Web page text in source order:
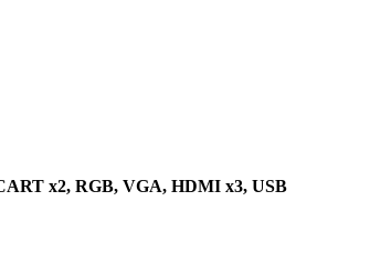
x2, RGB, VGA, HDMI x3, USB